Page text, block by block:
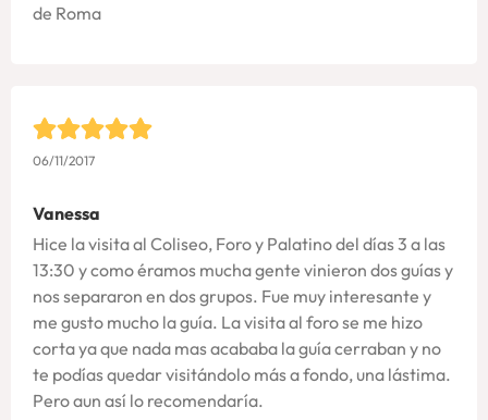
de Roma
06/11/2017
Vanessa
Hice la visita al Coliseo, Foro y Palatino del días 3 a las
13:30 y como éramos mucha gente vinieron dos guías y
nos separaron en dos grupos. Fue muy interesante y
me gusto mucho la guía. La visita al foro se me hizo
corta ya que nada mas acababa la guía cerraban y no
te podías quedar visitándolo más a fondo, una lástima.
Pero aun así lo recomendaría.